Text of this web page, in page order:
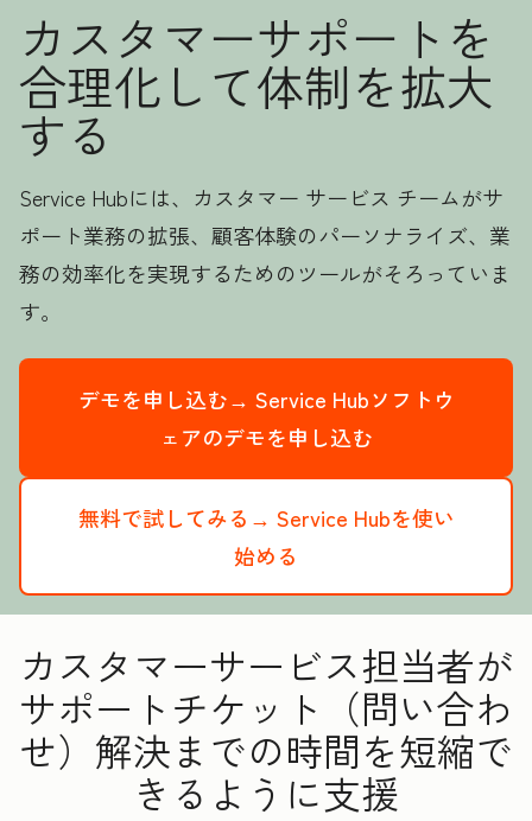
カスタマーサポートを
合理化して体制を拡大
する
Service Hubには、カスタマー サービス チームがサ
ポート業務の拡張、顧客体験のパーソナライズ、業
務の効率化を実現するためのツールがそろっていま
す。
デモを申し込む→ Service Hubソフトウ
ェアのデモを申し込む
無料で試してみる→ Service Hubを使い
始める
カスタマーサービス担当者が
サポートチケット（問い合わ
せ）解決までの時間を短縮で
きるように支援